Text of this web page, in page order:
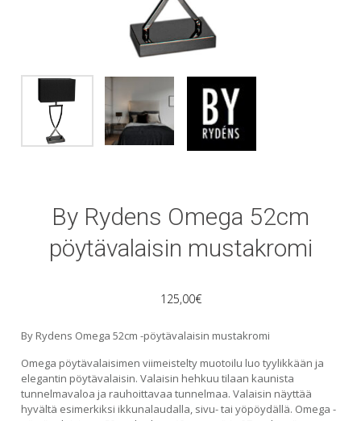
By Rydens Omega 52cm
pöytävalaisin mustakromi
125,00€
By Rydens Omega 52cm -pöytävalaisin mustakromi
Omega pöytävalaisimen viimeistelty muotoilu luo tyylikkään ja
elegantin pöytävalaisin. Valaisin hehkuu tilaan kaunista
tunnelmavaloa ja rauhoittavaa tunnelmaa. Valaisin näyttää
hyvältä esimerkiksi ikkunalaudalla, sivu- tai yöpöydällä. Omega -